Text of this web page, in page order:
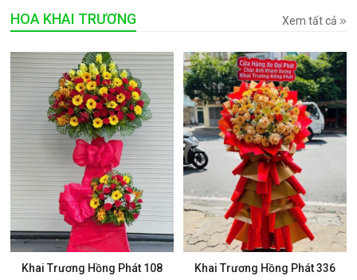
HOA KHAI TRƯƠNG Xem tất cả
Khai Trương Hồng Phát 108
Mua ngay
Khai Trương Hồng Phát 336
Mua ngay